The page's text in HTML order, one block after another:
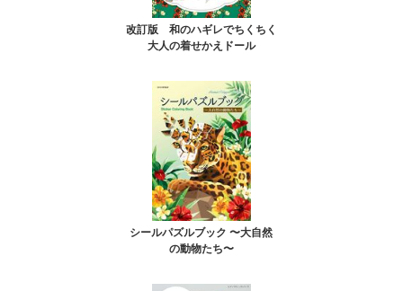
改訂版 和のハギレでちくちく
大人の着せかえドール
シールパズルブック 〜大自然
の動物たち〜